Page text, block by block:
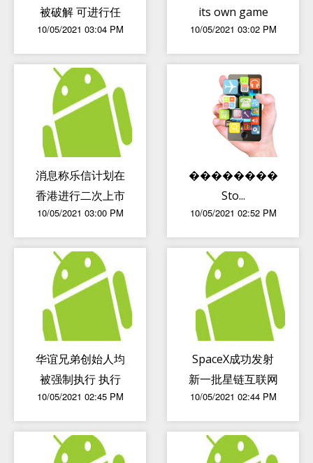
被破解 可进行任
何入侵操作！
10/05/2021 03:04 PM
its own game
console
10/05/2021 03:02 PM
消息称乐信计划在
香港进行二次上市
10/05/2021 03:00 PM
Sto...
10/05/2021 02:52 PM
华谊兄弟创始人均
被强制执行 执行
金额超3亿元
10/05/2021 02:45 PM
SpaceX成功发射
新一批星链互联网
卫星 入轨卫星数
达1600多颗
10/05/2021 02:44 PM